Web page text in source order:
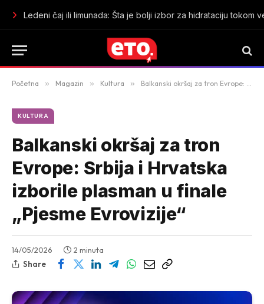
Ledeni čaj ili limunada: Šta je bolji izbor za hidrataciju tokom
Početna » Magazin » Kultura » Balkanski okršaj za tron Evrope: Srbija i Hrvatska izborile plasman u finale „Pjesme Evrovizije“
KULTURA
Balkanski okršaj za tron
Evrope: Srbija i Hrvatska
izborile plasman u finale
„Pjesme Evrovizije“
14/05/2026
2 minuta
Share